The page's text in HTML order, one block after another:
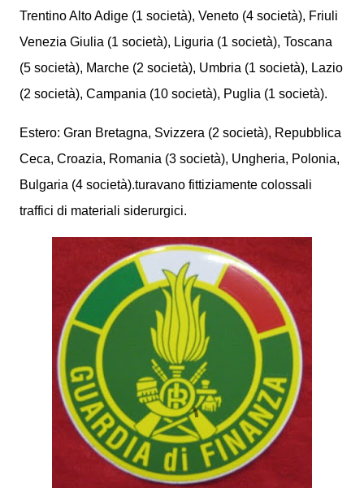
Trentino Alto Adige (1 società), Veneto (4 società), Friuli
Venezia Giulia (1 società), Liguria (1 società), Toscana
(5 società), Marche (2 società), Umbria (1 società), Lazio
(2 società), Campania (10 società), Puglia (1 società).
Estero: Gran Bretagna, Svizzera (2 società), Repubblica
Ceca, Croazia, Romania (3 società), Ungheria, Polonia,
Bulgaria (4 società).turavano fittiziamente colossali
traffici di materiali siderurgici.